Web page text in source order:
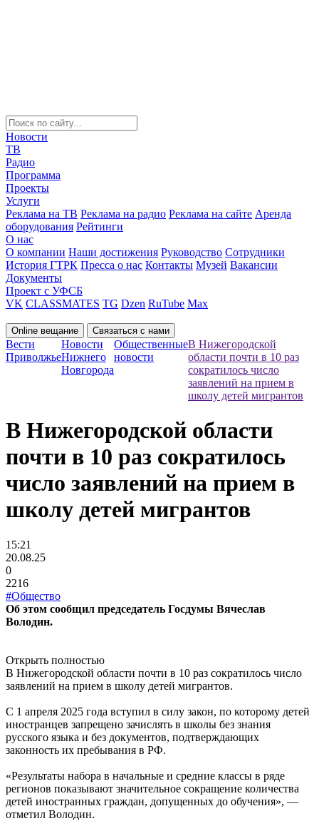
Новости
ТВ
Радио
Программа
Проекты
Услуги
Реклама на ТВ Реклама на радио Реклама на сайте Аренда
оборудования Рейтинги
О нас
О компании Наши достижения Руководство Сотрудники
История ГТРК Пресса о нас Контакты Музей Вакансии
Документы
Проект с УФСБ
VK CLASSMATES TG Dzen RuTube Max
Online вещание Связаться с нами
Вести
Приволжье
Новости
Нижнего
Новгорода
Общественные
новости
В Нижегородской
области почти в 10 раз
сократилось число
заявлений на прием в
школу детей мигрантов
В Нижегородской области
почти в 10 раз сократилось
число заявлений на прием в
школу детей мигрантов
15:21
20.08.25
0
2216
#Общество
Об этом сообщил председатель Госдумы Вячеслав
Володин.
Открыть полностью
В Нижегородской области почти в 10 раз сократилось число
заявлений на прием в школу детей мигрантов.
С 1 апреля 2025 года вступил в силу закон, по которому детей
иностранцев запрещено зачислять в школы без знания
русского языка и без документов, подтверждающих
законность их пребывания в РФ.
«Результаты набора в начальные и средние классы в ряде
регионов показывают значительное сокращение количества
детей иностранных граждан, допущенных до обучения», —
отметил Володин.